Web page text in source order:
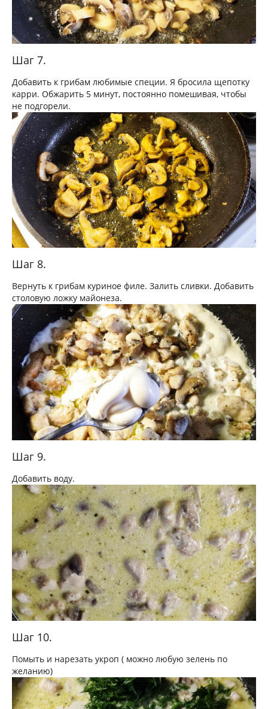
Шаг 7.
Добавить к грибам любимые специи. Я бросила щепотку
карри. Обжарить 5 минут, постоянно помешивая, чтобы
не подгорели.
Шаг 8.
Вернуть к грибам куриное филе. Залить сливки. Добавить
столовую ложку майонеза.
Шаг 9.
Добавить воду.
Шаг 10.
Помыть и нарезать укроп ( можно любую зелень по
желанию)